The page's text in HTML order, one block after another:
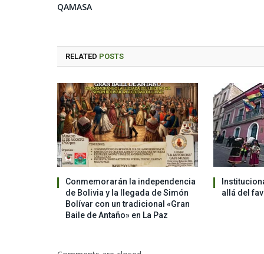
QAMASA
RELATED POSTS
Conmemorarán la independencia
de Bolivia y la llegada de Simón
Bolívar con un tradicional «Gran
Baile de Antaño» en La Paz
allá del